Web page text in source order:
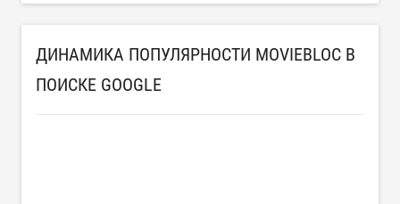
ДИНАМИКА ПОПУЛЯРНОСТИ MOVIEBLOC В
ПОИСКЕ GOOGLE